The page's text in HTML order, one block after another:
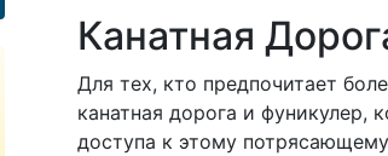
Канатная
Для тех, кто предпочитает
канатная дорога и фуникулер,
доступа к этому